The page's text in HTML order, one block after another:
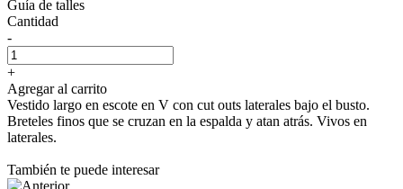
Guía de talles
Cantidad
-
+
Agregar al carrito
Vestido largo en escote en V con cut outs laterales bajo el busto.
Breteles finos que se cruzan en la espalda y atan atrás. Vivos en
laterales.
También te puede interesar